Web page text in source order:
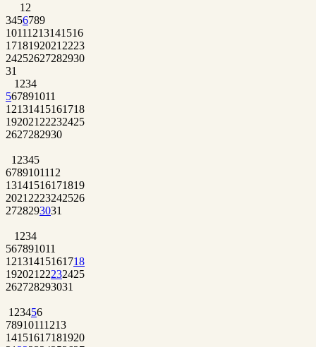
1 2
3456789
10111213141516
1718192021 2223
24252627282930
31
1 234
567891011
12131415161718
192021 22232425
2627282930
1 2345
6789101112
13141516171819
2021 2223242526
2728293031
1 234
567891011
12131415161718
192021 22232425
262728293031
1 23456
78910111213
14151617181920